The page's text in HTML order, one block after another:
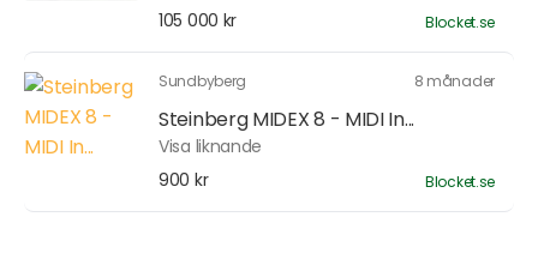
105 000 kr
Blocket.se
Sundbyberg 8 månader
Steinberg MIDEX 8 - MIDI In...
Visa liknande
900 kr
Blocket.se